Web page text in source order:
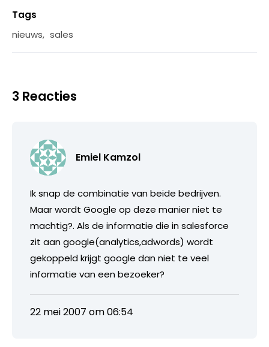
Tags
nieuws, sales
3 Reacties
Emiel Kamzol
Ik snap de combinatie van beide bedrijven.
Maar wordt Google op deze manier niet te
machtig?. Als de informatie die in salesforce
zit aan google(analytics,adwords) wordt
gekoppeld krijgt google dan niet te veel
informatie van een bezoeker?
22 mei 2007 om 06:54